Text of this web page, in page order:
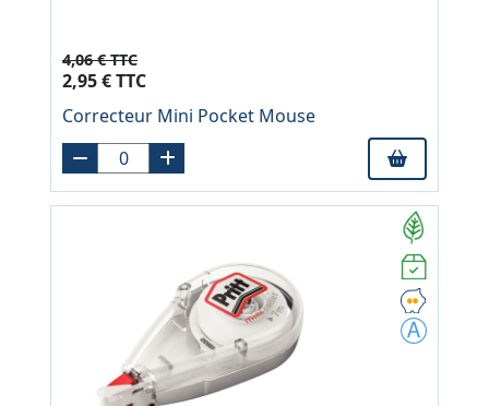
4,06 € TTC
2,95 € TTC
Correcteur Mini Pocket Mouse